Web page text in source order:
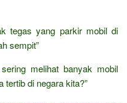
tegas yang parkir mobil di
sempit”
melihat banyak mobil
tertib di negara kita?”